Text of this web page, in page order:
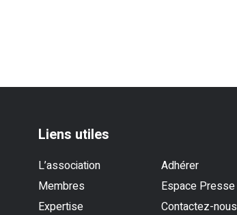
Liens utiles
L’association
Adhérer
Membres
Espace Presse
Expertise
Contactez-nous